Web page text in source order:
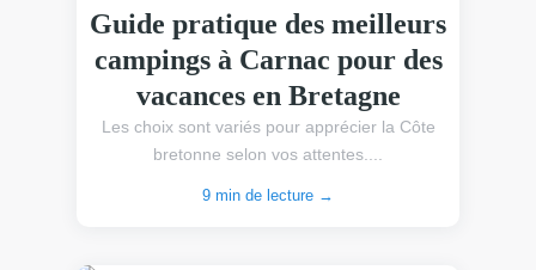
Guide pratique des meilleurs
campings à Carnac pour des
vacances en Bretagne
Les choix sont variés pour apprécier la Côte
bretonne selon vos attentes....
9 min de lecture →